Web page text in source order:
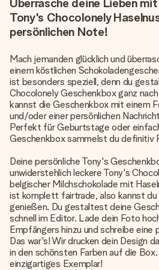
Überrasche deine Lieben
Tony's Chocolonely
persönlichen Note!
Mach jemanden glücklich und
einem köstlichen
ist besonders speziell, denn du
Chocolonely Geschenkbox ganz
kannst die Geschenkbox mit einem
und/oder einer persönlichen
Perfekt für Geburtstage oder
Geschenkbox sammelst du definitiv
Deine persönliche Tony's
unwiderstehlich leckere Tony's
belgischer Milchschokolade mit
ist komplett fairtrade, also kannst
genießen. Du gestaltest deine
schnell im Editor. Lade dein Foto
Empfängers hinzu und schreibe eine
Das war's! Wir drucken dein Design
in den schönsten Farben auf die
einzigartiges Exemplar!